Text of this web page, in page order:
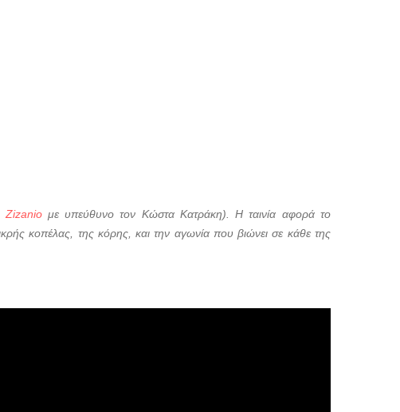
Zizanioμε υπεύθυνο τον Κώστα Κατράκη). Η ταινία αφορά το
κοπέλας, της κόρης, και την αγωνία που βιώνει σε κάθε της